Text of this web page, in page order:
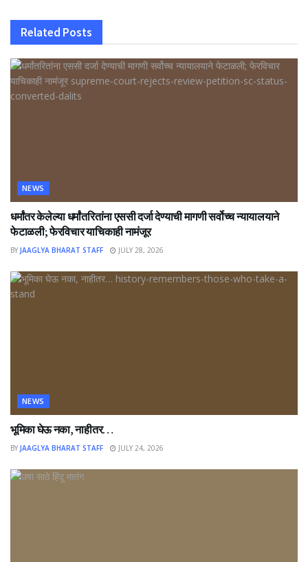
Related Posts
NEWS
धर्मांतर केलेल्या धर्मांतरितांना एससी दर्जा देण्याची मागणी सर्वोच्च न्यायालयाने
फेटाळली; फेरविचार याचिकाही नामंजूर
BY JAAGLYA BHARAT STAFF JULY 28, 2026
NEWS
भूमिका घेऊ नका, नाहीतर…
BY JAAGLYA BHARAT STAFF JULY 24, 2026